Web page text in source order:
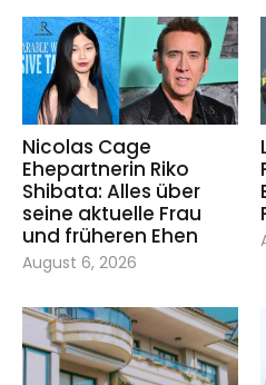
Nicolas Cage
Ehepartnerin Riko
Shibata: Alles über
seine aktuelle Frau
und früheren Ehen
August 6, 2026